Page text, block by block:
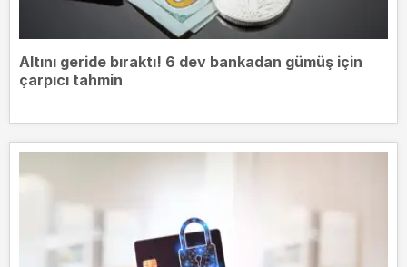
Altını geride bıraktı! 6 dev bankadan gümüş için
çarpıcı tahmin